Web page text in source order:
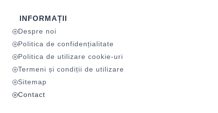
INFORMAȚII
Despre noi
Politica de confidențialitate
Politica de utilizare cookie-uri
Termeni și condiții de utilizare
Sitemap
Contact